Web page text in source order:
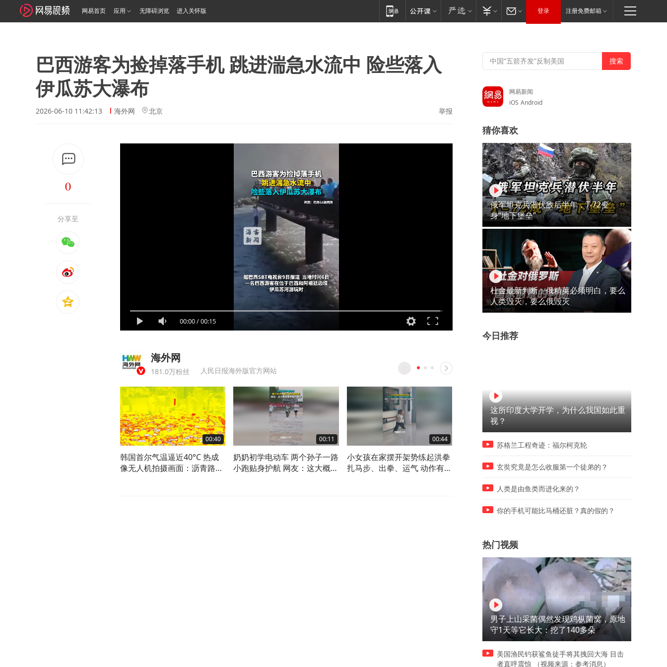
网易首页 应用 无障碍浏览 进入关怀版 登录 注册免费邮箱
巴西游客为捡掉落手机 跳进湍急水流中 险些落入
伊瓜苏大瀑布
2026-06-10 11:42:13 海外网 北京 举报
0
分享至
00:00/00:15
海外网
181.0万粉丝 人民日报海外版官方网站
00:40
韩国首尔气温逼近40°C 热成
像无人机拍摄画面：沥青路
00:11
奶奶初学电动车 两个孙子一路
小跑贴身护航 网友：这大概就
00:44
小女孩在家摆开架势练起洪拳
扎马步、出拳、运气 动作有模
堤配2米高护栏 以防海上非法
什么” 小男孩的回答引得满堂
分答案
网易新闻
iOS Android
猜你喜欢
俄军坦克兵潜伏敌后半年，T-72变
身“地下堡垒”
杜金最新判断：俄精英必须明白，要么
人类毁灭，要么俄毁灭
今日推荐
这所印度大学开学，为什么我国如此重
视？
苏格兰工程奇迹：福尔柯克轮
玄奘究竟是怎么收服第一个徒弟的？
人类是由鱼类而进化来的？
你的手机可能比马桶还脏？真的假的？
热门视频
男子上山采菌偶然发现鸡枞菌窝，原地
守1天等它长大：挖了140多朵
美国渔民钓获鲨鱼徒手将其拽回大海 目击
者直呼震惊 （视频来源：参考消息）